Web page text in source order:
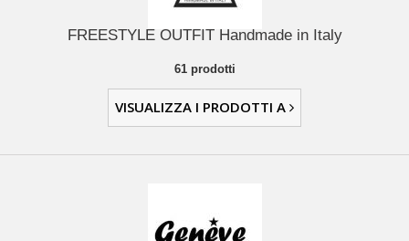
FREESTYLE OUTFIT Handmade in Italy
61 prodotti
VISUALIZZA I PRODOTTI A